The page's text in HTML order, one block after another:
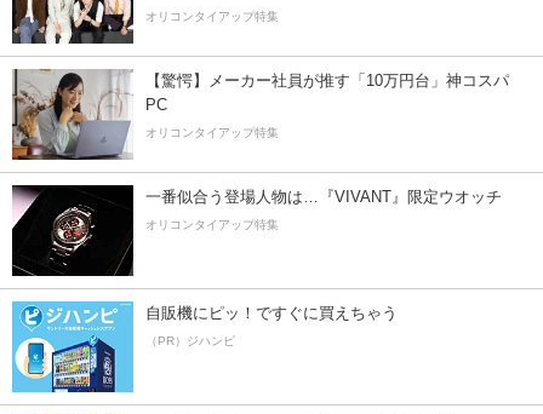
オリコンタイアップ特集
【驚愕】メーカー社員が推す「10万円台」神コスパ
PC
オリコンタイアップ特集
一番似合う登場人物は…『VIVANT』限定ウオッチ
オリコンタイアップ特集
自販機にピッ！ですぐに買えちゃう
（PR）ジハンピ